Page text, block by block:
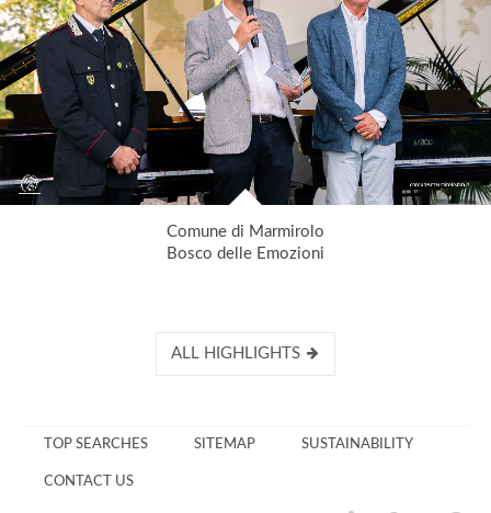
Comune di Marmirolo
Bosco delle Emozioni
ALL HIGHLIGHTS
TOP SEARCHES SITEMAP SUSTAINABILITY
CONTACT US